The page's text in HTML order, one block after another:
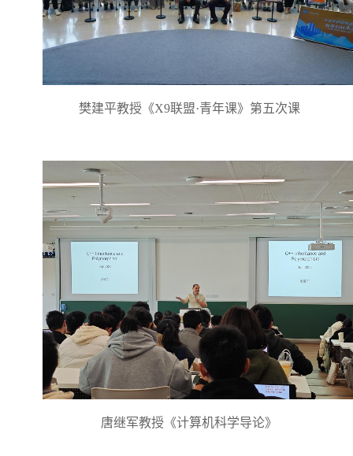
樊建平教授《X9联盟·青年课》第五次课
唐继军教授《计算机科学导论》